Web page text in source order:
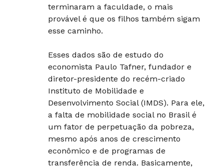
terminaram a faculdade, o mais
provável é que os filhos também sigam
esse caminho.
Esses dados são de estudo do
economista Paulo Tafner, fundador e
diretor-presidente do recém-criado
Instituto de Mobilidade e
Desenvolvimento Social (IMDS). Para ele,
a falta de mobilidade social no Brasil é
um fator de perpetuação da pobreza,
mesmo após anos de crescimento
econômico e de programas de
transferência de renda. Basicamente,